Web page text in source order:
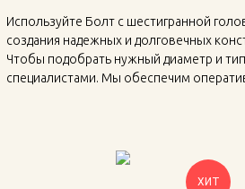
Используйте Болт с шестигранной
создания надежных и долговечных
Чтобы подобрать нужный диаметр и
специалистами. Мы обеспечим
ХИТ